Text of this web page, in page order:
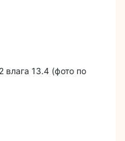
влага 13.4 (фото по